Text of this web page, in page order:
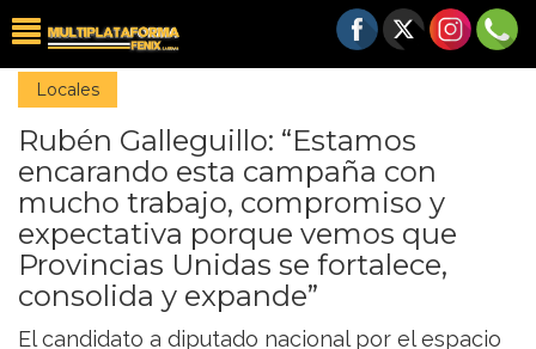
Locales
Rubén Galleguillo: “Estamos
encarando esta campaña con
mucho trabajo, compromiso y
expectativa porque vemos que
Provincias Unidas se fortalece,
consolida y expande”
El candidato a diputado nacional por el espacio